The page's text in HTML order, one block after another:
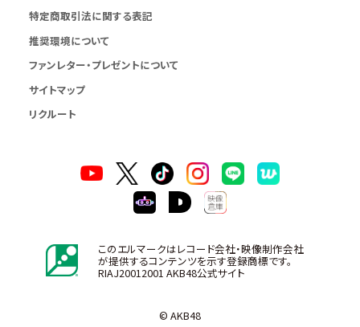
特定商取引法に関する表記
推奨環境について
ファンレター・プレゼントについて
サイトマップ
リクルート
このエルマークはレコード会社・映像制作会社
が提供するコンテンツを示す登録商標です。
RIAJ20012001 AKB48公式サイト
© AKB48